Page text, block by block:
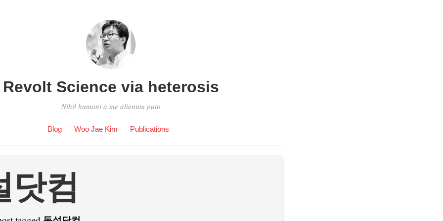
Revolt Science via heterosis
Nihil humani a me alienum puto
Blog Woo Jae Kim Publications
닷컴